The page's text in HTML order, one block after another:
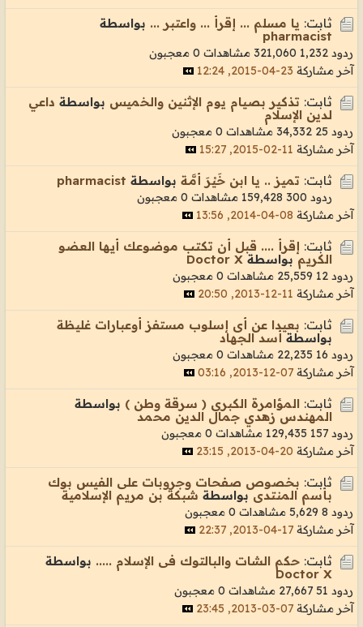
ثابت: يا مسلم ... إقرأ ... واعتبر ... بواسطة
pharmacist
ردود 1,232 321,060 مشاهدات
0 معجبون
آخر مشاركة 23-04-2015, 12:24
ثابت: تذكير بصيام يوم الإثنين والخميس بواسطة داعي
لدين الإسلام
ردود 25 34,332 مشاهدات
0 معجبون
آخر مشاركة 11-02-2015, 15:27
ثابت: تميز .. يا ابن خَيْرَ أمَّـة بواسطة pharmacist
ردود 300 159,428 مشاهدات
0 معجبون
آخر مشاركة 08-04-2014, 13:56
ثابت: إقرأ .... قبل أن تكتب موضوعك أيها العضو
الكريم بواسطة Doctor X
ردود 12 25,559 مشاهدات
0 معجبون
آخر مشاركة 11-12-2013, 20:50
ثابت: بعيدا عن أى إسلوب مستفز أوعبارات غليظة
بواسطةأسد الجهاد
ردود 16 22,235 مشاهدات
0 معجبون
آخر مشاركة 07-12-2013, 03:16
ثابت: المؤامرة الكبرى ( سرقة وطن ) بواسطة
المهندس زهدي جمال الدين محمد
ردود 157 129,435 مشاهدات
0 معجبون
آخر مشاركة 20-04-2013, 23:15
ثابت: بخصوص صفحات وجروبات على الفيس بوك
بأسم المنتدى بواسطة شبكة بن مريم الإسلامية
ردود 8 5,629 مشاهدات
0 معجبون
آخر مشاركة 17-04-2013, 22:37
ثابت: حكم الشات والبالتوك فى الإسلام ..... بواسطة
Doctor X
ردود 51 27,667 مشاهدات
0 معجبون
آخر مشاركة 07-03-2013, 23:45